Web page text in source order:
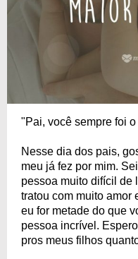
"Pai, você sempre foi
Nesse dia dos pais,
meu já fez por mim.
pessoa muito difícil de
tratou com muito amor
eu for metade do que
pessoa incrível.
pros meus filhos